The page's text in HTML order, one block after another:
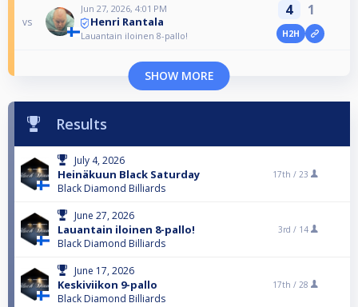
vs
Jun 27, 2026, 4:01 PM
Henri Rantala
Lauantain iloinen 8-pallo!
4 1
H2H
SHOW MORE
Results
July 4, 2026
Heinäkuun Black Saturday
Black Diamond Billiards
17th / 23
June 27, 2026
Lauantain iloinen 8-pallo!
Black Diamond Billiards
3rd / 14
June 17, 2026
Keskiviikon 9-pallo
Black Diamond Billiards
17th / 28